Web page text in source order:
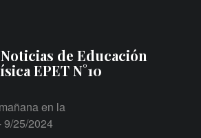
de Educación
EPET N°10
en la
9/25/2024